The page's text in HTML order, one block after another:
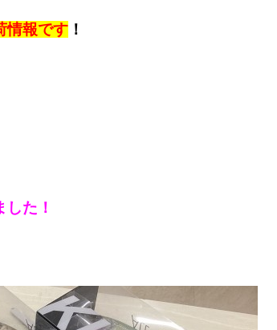
情報です ！
た！